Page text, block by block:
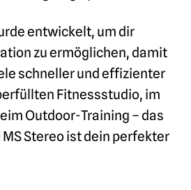
entwickelt, um dir
zu ermöglichen, damit
schneller und effizienter
Fitnessstudio, im
Outdoor-Training – das
MS Stereo ist dein perfekter